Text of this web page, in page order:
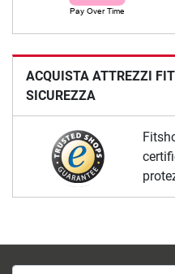
ACQUISTA ATTREZZI
SICUREZZA